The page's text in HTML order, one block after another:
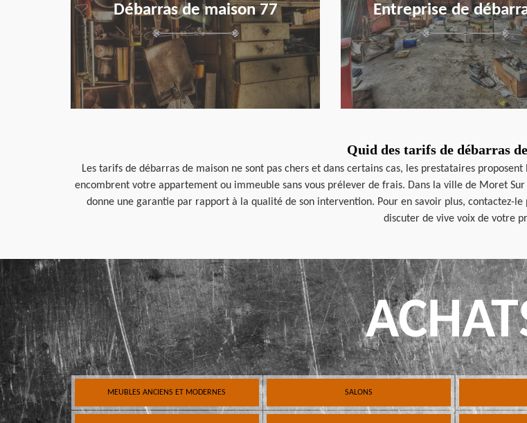
Débarras de maison 77 Entreprise de
Quid des tarifs de débarras
Les tarifs de débarras de maison ne sont pas chers et dans certains cas, les prestataires
encombrent votre appartement ou immeuble sans vous prélever de frais. Dans la ville de Moret
donne une garantie par rapport à la qualité de son intervention. Pour en savoir plus, contactez-
discuter de vive voix de votre
MEUBLES ANCIENS ET MODERNES SALONS